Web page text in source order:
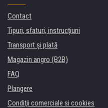
Contact
Tipuri, sfaturi, instrucțiuni
Transport şi plată
Magazin angro (B2B)
FAQ
Plangere
Condiţii comerciale si cookies